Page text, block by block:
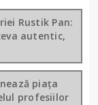
Rustik Pan:
autentic,
piața
profesiilor